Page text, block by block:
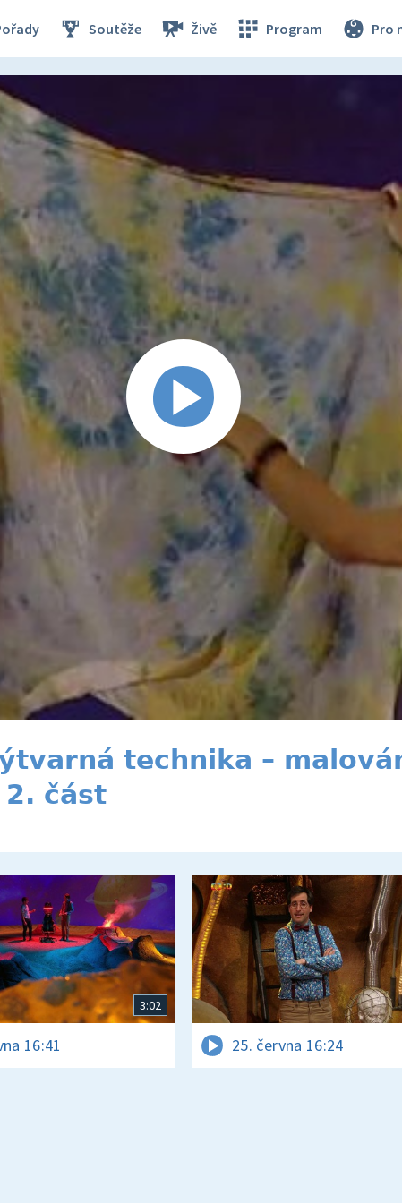
Soutěže Živě Program Pro
technika –
část
3:02
16:41 25. června 16:24